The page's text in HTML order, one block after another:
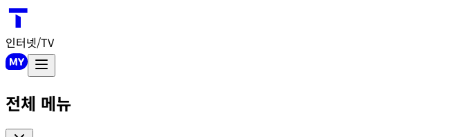
인터넷/TV
전체 메뉴